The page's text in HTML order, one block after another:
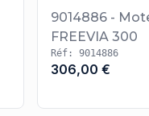
9014886 -
FREEVIA 300
Réf: 9014886
306,00 €